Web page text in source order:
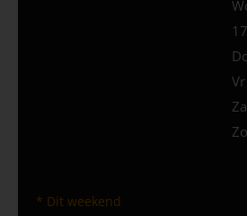
* Dit weekend